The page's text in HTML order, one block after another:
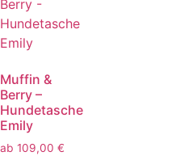
Muffin &
Berry –
Hundetasche
Emily
ab 109,00 €